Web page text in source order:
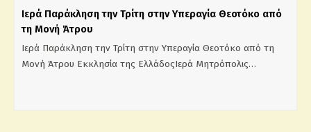
Ιερά Παράκληση την Τρίτη στην Υπεραγία Θεοτόκο από
τη Μονή Άτρου
Ιερά Παράκληση την Τρίτη στην Υπεραγία Θεοτόκο από τη
Μονή Άτρου Εκκλησία της ΕλλάδοςΙερά Μητρόπολις…